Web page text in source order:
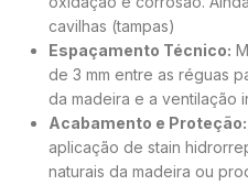
cavilhas (tampas)
Espaçamento Técnico:
de 3 mm entre as réguas
da madeira e a ventilação
Acabamento e Proteção:
aplicação de stain
naturais da madeira ou